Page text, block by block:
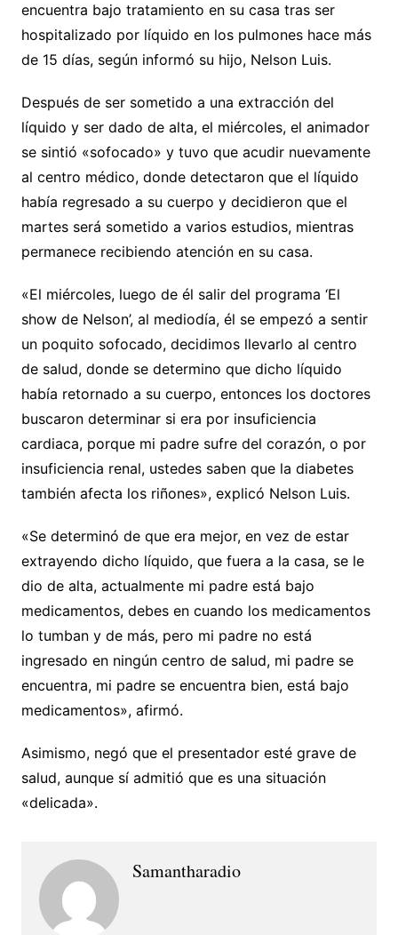
encuentra bajo tratamiento en su casa tras ser
hospitalizado por líquido en los pulmones hace más
de 15 días, según informó su hijo, Nelson Luis.
Después de ser sometido a una extracción del
líquido y ser dado de alta, el miércoles, el animador
se sintió «sofocado» y tuvo que acudir nuevamente
al centro médico, donde detectaron que el líquido
había regresado a su cuerpo y decidieron que el
martes será sometido a varios estudios, mientras
permanece recibiendo atención en su casa.
«El miércoles, luego de él salir del programa ‘El
show de Nelson’, al mediodía, él se empezó a sentir
un poquito sofocado, decidimos llevarlo al centro
de salud, donde se determino que dicho líquido
había retornado a su cuerpo, entonces los doctores
buscaron determinar si era por insuficiencia
cardiaca, porque mi padre sufre del corazón, o por
insuficiencia renal, ustedes saben que la diabetes
también afecta los riñones», explicó Nelson Luis.
«Se determinó de que era mejor, en vez de estar
extrayendo dicho líquido, que fuera a la casa, se le
dio de alta, actualmente mi padre está bajo
medicamentos, debes en cuando los medicamentos
lo tumban y de más, pero mi padre no está
ingresado en ningún centro de salud, mi padre se
encuentra, mi padre se encuentra bien, está bajo
medicamentos», afirmó.
Asimismo, negó que el presentador esté grave de
salud, aunque sí admitió que es una situación
«delicada».
Samantharadio